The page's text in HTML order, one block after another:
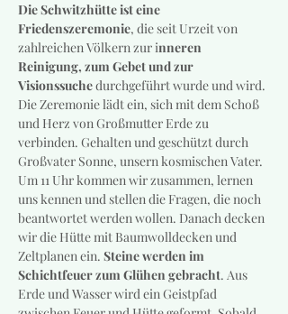
Die Schwitzhütte ist eine
Friedenszeremonie, die seit Urzeit von
zahlreichen Völkern zur inneren
Reinigung, zum Gebet und zur
Visionssuche durchgeführt wurde und wird.
Die Zeremonie lädt ein, sich mit dem Schoß
und Herz von Großmutter Erde zu
verbinden. Gehalten und geschützt durch
Großvater Sonne, unsern kosmischen Vater.
Um 11 Uhr kommen wir zusammen, lernen
uns kennen und stellen die Fragen, die noch
beantwortet werden wollen. Danach decken
wir die Hütte mit Baumwolldecken und
Zeltplanen ein. Steine werden im
Schichtfeuer zum Glühen gebracht. Aus
Erde und Wasser wird ein Geistpfad